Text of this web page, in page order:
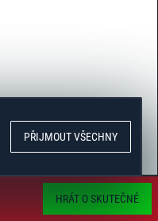
HRÁT O SKUTEČNÉ
PŘIJMOUT VŠECHNY